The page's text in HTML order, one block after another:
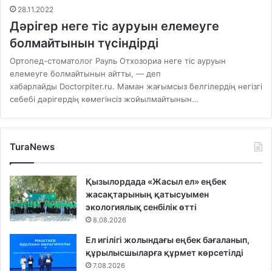
28.11.2022
Дәрігер неге тіс ауруын елемеуге
болмайтынын түсіндірді
Ортопед-стоматолог Рауль Отхозориа неге тіс ауруын
елемеуге болмайтынын айтты, — деп
хабарлайды Doctorpiter.ru. Маман жағымсыз белгілердің негізгі
себебі дәрігердің көмегінсіз жойылмайтынын…
TuraNews
Қызылордада «Жасыл ел» еңбек
жасақтарының қатысуымен
экологиялық сенбілік өтті
8.08.2026
Ел игілігі жолындағы еңбек бағаланып,
құрылысшыларға құрмет көрсетілді
7.08.2026